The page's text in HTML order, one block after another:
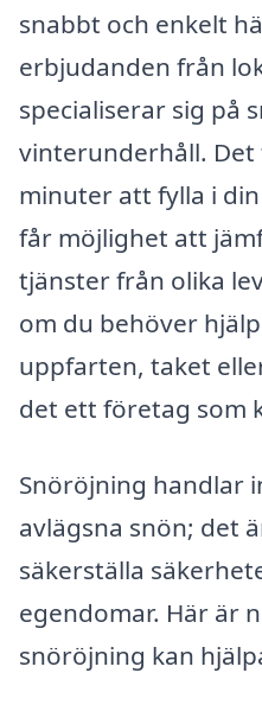
snabbt och enkelt
erbjudanden från
specialiserar sig på
vinterunderhåll.
minuter att fylla i
får möjlighet att
tjänster från olika
om du behöver
uppfarten, taket
det ett företag som
Snöröjning handlar
avlägsna snön; det
säkerställa
egendomar. Här är
snöröjning kan